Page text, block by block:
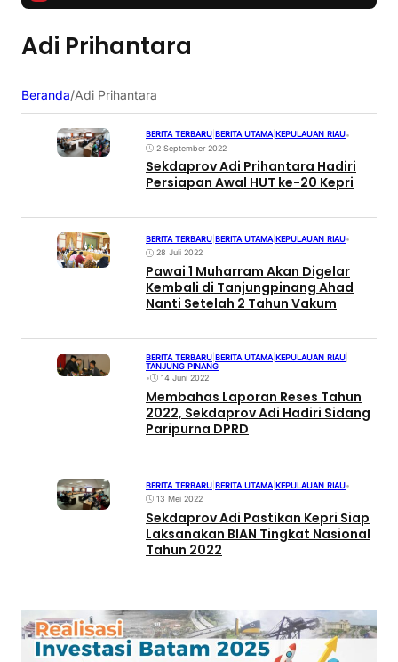
Adi Prihantara
Beranda/Adi Prihantara
BERITA TERBARU BERITA UTAMA KEPULAUAN RIAU•
2 September 2022
Sekdaprov Adi Prihantara Hadiri
Persiapan Awal HUT ke-20 Kepri
BERITA TERBARU BERITA UTAMA KEPULAUAN RIAU•
28 Juli 2022
Pawai 1 Muharram Akan Digelar
Kembali di Tanjungpinang Ahad
Nanti Setelah 2 Tahun Vakum
BERITA TERBARU BERITA UTAMA|KEPULAUAN RIAU
TANJUNG PINANG
•
14 Juni 2022
Membahas Laporan Reses Tahun
2022, Sekdaprov Adi Hadiri Sidang
Paripurna DPRD
BERITA TERBARU BERITA UTAMA KEPULAUAN RIAU•
13 Mei 2022
Sekdaprov Adi Pastikan Kepri Siap
Laksanakan BIAN Tingkat Nasional
Tahun 2022